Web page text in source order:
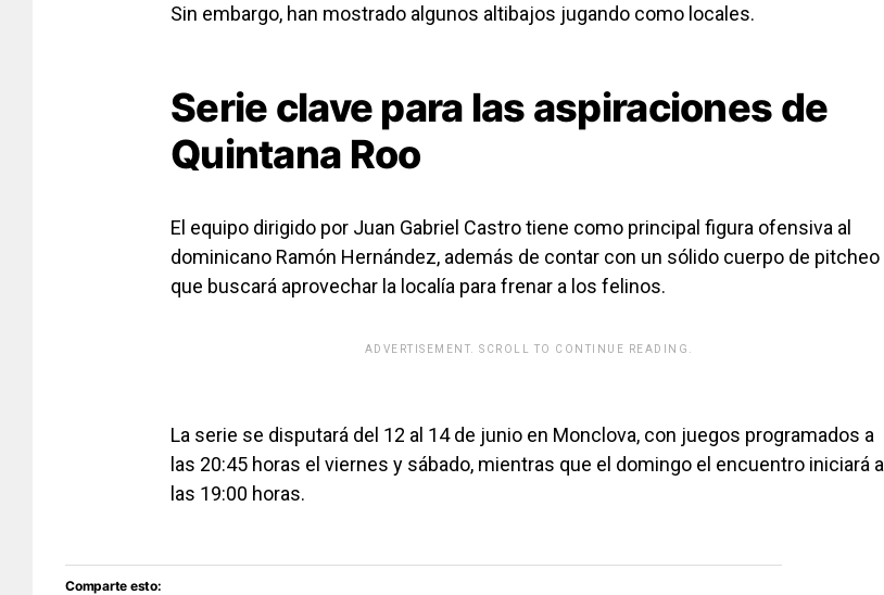
Sin embargo, han mostrado algunos altibajos jugando como locales.
Serie clave para las aspiraciones de
Quintana Roo
El equipo dirigido por Juan Gabriel Castro tiene como principal figura ofensiva al
dominicano Ramón Hernández, además de contar con un sólido cuerpo de pitcheo
que buscará aprovechar la localía para frenar a los felinos.
ADVERTISEMENT. SCROLL TO CONTINUE READING.
La serie se disputará del 12 al 14 de junio en Monclova, con juegos programados a
las 20:45 horas el viernes y sábado, mientras que el domingo el encuentro iniciará a
las 19:00 horas.
Comparte esto: